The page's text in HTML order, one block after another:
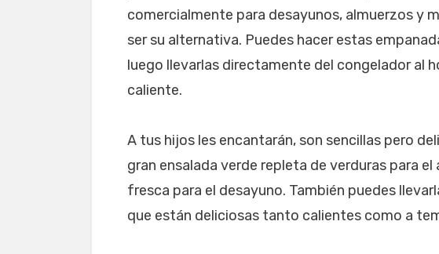
comercialmente para desayunos, almuerzos y
ser su alternativa. Puedes hacer estas
luego llevarlas directamente del congelador al
caliente.
A tus hijos les encantarán, son sencillas pero
gran ensalada verde repleta de verduras para
fresca para el desayuno. También puedes
que están deliciosas tanto calientes como a